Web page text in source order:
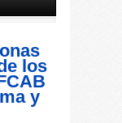
los
y